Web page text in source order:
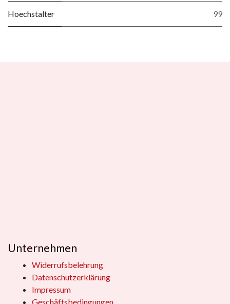
Hoechstalter 99
Unternehmen
Widerrufsbelehrung
Datenschutzerklärung
Impressum
Geschäftsbedingungen